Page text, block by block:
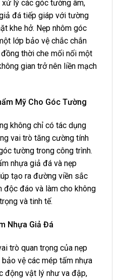
lý các góc tường âm,
đá tiếp giáp với tường
khe hở. Nẹp nhôm góc
lớp bảo vệ chắc chắn
thời che mối nối một
gian trở nên liền mạch
Mỹ Cho Góc Tường
không chỉ có tác dụng
vai trò tăng cường tính
tường trong công trình.
nhựa giả đá và nẹp
tạo ra đường viền sắc
độc đáo và làm cho không
và tinh tế.
Nhựa Giả Đá
trò quan trọng của nẹp
vệ các mép tấm nhựa
động vật lý như va đập,